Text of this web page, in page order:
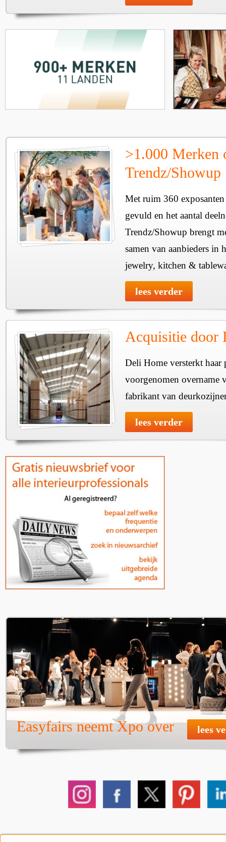
>1.000 Merken
Trendz/Showup
Met ruim 360
gevuld en het aantal
Trendz/Showup brengt
samen van aanbieders in
jewelry, kitchen &
lees verder
Acquisitie door
Deli Home versterkt haar
voorgenomen overname
fabrikant van
lees verder
Easyfairs neemt Xpo over lees